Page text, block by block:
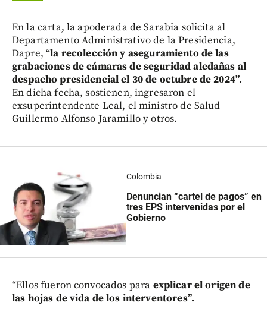
En la carta, la apoderada de Sarabia solicita al
Departamento Administrativo de la Presidencia,
Dapre, “la recolección y aseguramiento de las
grabaciones de cámaras de seguridad aledañas al
despacho presidencial el 30 de octubre de 2024”.
En dicha fecha, sostienen, ingresaron el
exsuperintendente Leal, el ministro de Salud
Guillermo Alfonso Jaramillo y otros.
Colombia
Denuncian“cartel de pagos” en
tres EPS intervenidas por el
Gobierno
“Ellos fueron convocados para explicar el origen de
las hojas de vida de los interventores”.